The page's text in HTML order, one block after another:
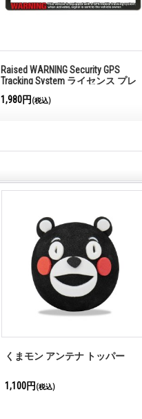
Raised WARNING Security GPS
Tracking System ライセンス プレ
1,980円 (税込)
くまモン アンテナ トッパー
1,100円 (税込)